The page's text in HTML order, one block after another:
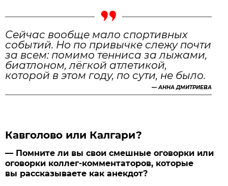
Сейчас вообще мало спортивных
событий. Но по привычке слежу почти
за всем: помимо тенниса за лыжами,
биатлоном, лёгкой атлетикой,
которой в этом году, по сути, не было.
—АННА ДМИТРИЕВА
Кавголово или Калгари?
— Помните ли вы свои смешные оговорки или
оговорки коллег-комментаторов, которые
вы рассказываете как анекдот?